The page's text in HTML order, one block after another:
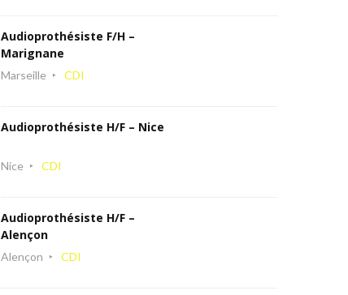
Audioprothésiste F/H –
Marignane
Marseille CDI
Audioprothésiste H/F – Nice
Nice CDI
Audioprothésiste H/F –
Alençon
Alençon CDI